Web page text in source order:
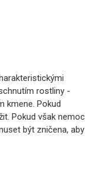
rostliny -
kmene. Pokud
Pokud však nemoc
být zničena, aby